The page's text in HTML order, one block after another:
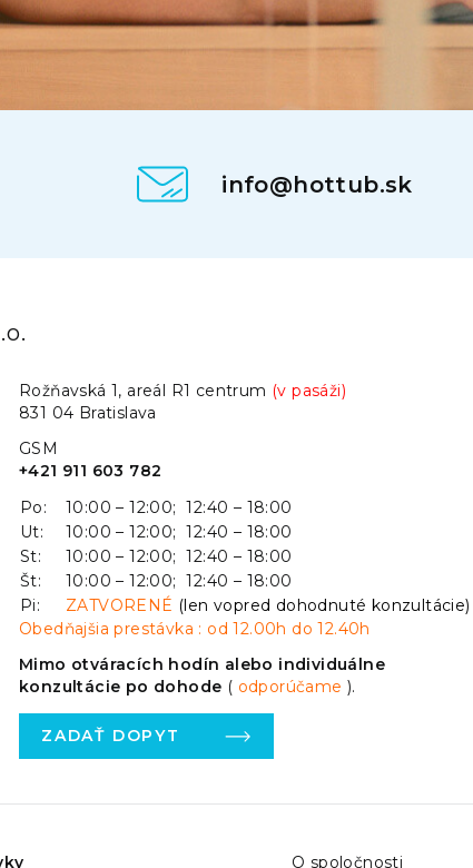
info@hottub.sk
Rožňavská 1, areál R1 centrum (v pasáži)
831 04 Bratislava
GSM
+421 911 603 782
Po:
10:00 – 12:00; 12:40 – 18:00
Ut:
10:00 – 12:00; 12:40 – 18:00
St:
10:00 – 12:00; 12:40 – 18:00
Št:
10:00 – 12:00; 12:40 – 18:00
Pi:
ZATVORENÉ (len vopred dohodnuté konzultácie)
Obedňajšia prestávka : od 12.00h do 12.40h
Mimo otváracích hodín alebo individuálne
konzultácie po dohode ( odporúčame).
ZADAŤ DOPYT
O spoločnosti